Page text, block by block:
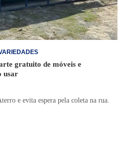
gratuito de móveis e
usar
e evita espera pela coleta na rua.